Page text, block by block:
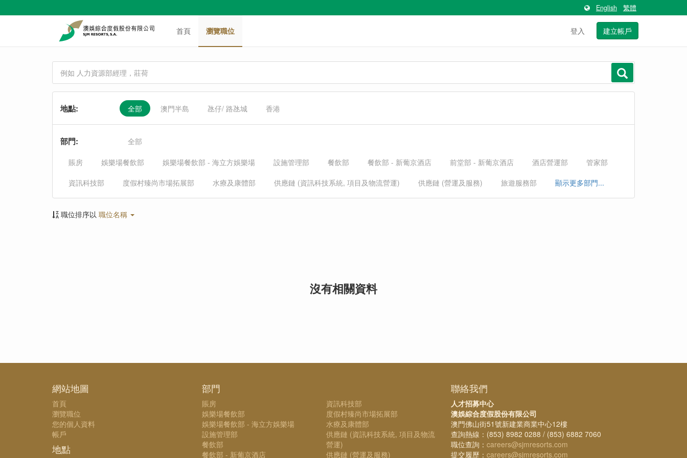
English 繁體
首頁 瀏覽職位 登入 建立帳戶
地點: 全部 澳門半島 氹仔/ 路氹城 香港
部門: 全部
賬房 娛樂場餐飲部 娛樂場餐飲部 - 海立方娛樂場 設施管理部 餐飲部 餐飲部 - 新葡京酒店 前堂部 - 新葡京酒店 酒店營運部
管家部
資訊科技部
度假村臻尚市場拓展部 水療及康體部 供應鏈 (資訊科技系統, 項目及物流營運) 供應鏈 (營運及服務) 旅遊服務部 顯示更多部門...
職位排序以 職位名稱
沒有相關資料
網站地圖
首頁
瀏覽職位
您的個人資料
帳戶
地點
部門
賬房
娛樂場餐飲部
娛樂場餐飲部 - 海立方娛樂場
設施管理部
餐飲部
餐飲部 - 新葡京酒店
資訊科技部
度假村臻尚市場拓展部
水療及康體部
供應鏈 (資訊科技系統, 項目及物流
營運)
供應鏈 (營運及服務)
聯絡我們
人才招募中心
澳娛綜合度假股份有限公司
澳門佛山街51號新建業商業中心12樓
查詢熱線：(853) 8982 0288 / (853) 6882 7060
職位查詢： careers@sjmresorts.com
提交履歷： careers@sjmresorts.com